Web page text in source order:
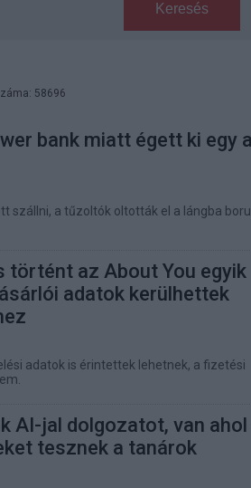
Keresés
58696
bank miatt égett ki egy
szállni, a tűzoltók oltották el a lángba
történt az About You egyik
adatok kerülhettek
adatok is érintettek lehetnek, a fizetési
AI-jal dolgozatot, van
tesznek a tanárok